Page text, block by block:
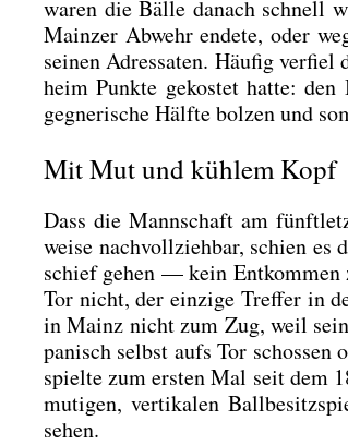
waren die Bäl­le danach schnell
Main­zer Abwehr ende­te, oder
sei­nen Adres­sa­ten. Häu­fig
heim Punk­te gekos­tet hat­te:
geg­ne­ri­sche Hälf­te bol­zen und
Mit Mut und kühlem Kopf
Dass die Mann­schaft am
wei­se nach­voll­zieh­bar, schien
schief gehen — kein Ent­kom­men
Tor nicht, der ein­zi­ge Tref­fer in
in Mainz nicht zum Zug, weil
panisch selbst aufs Tor
spiel­te zum ers­ten Mal seit dem
muti­gen, ver­ti­ka­len
sehen.